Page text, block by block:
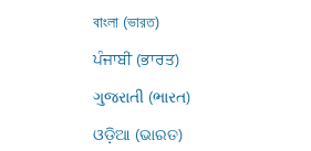
বাংলা (ভারত)
ਪੰਜਾਬੀ (ਭਾਰਤ)
ગુજરાતી (ભારત)
ଓଡ଼ିଆ (ଭାରତ)